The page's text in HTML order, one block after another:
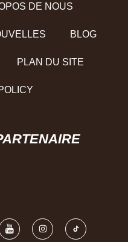
DE NOUS
BLOG
PLAN DU SITE